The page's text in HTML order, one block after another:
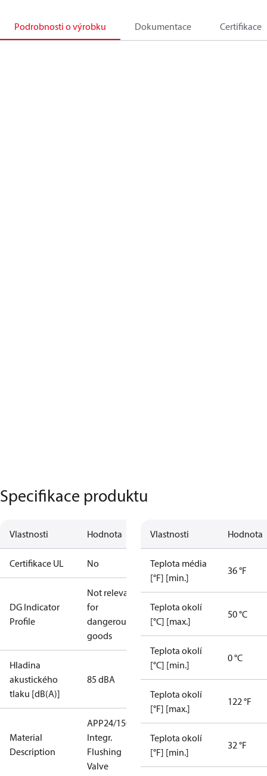
Podrobnosti o výrobku Dokumentace Certifikace
Specifikace produktu
Vlastnosti Hodnota
Certifikace UL No
DG Indicator
Profile
Not relevant
for
dangerous
goods
Hladina
akustického
tlaku [dB(A)]
85 dBA
Material
Description
APP24/1500
Integr.
Flushing
Valve
Vlastnosti Hodnota
Teplota média
[°F] [min.]
36 °F
Teplota okolí
[°C] [max.]
50 °C
Teplota okolí
[°C] [min.]
0 °C
Teplota okolí
[°F] [max.]
122 °F
Teplota okolí
[°F] [min.]
32 °F